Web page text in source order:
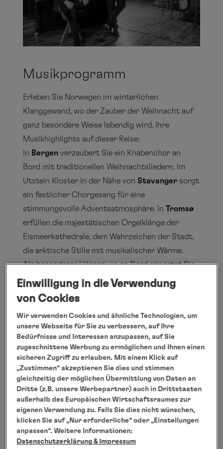
Musikprogramm
Erleben Sie Norwegen im winterlichen
Klanggewand, wo der Zauber der Weihnacht auf
ganz besondere Weise lebendig wird. Ihre
Musikhighlights auf dieser Reise:
In Bergenverzaubert Sie ein Knabenchor an
Bord mit traditionellen Weihnachtsliedern. Im
Utstein Kloster in der Nähe vonStavanger sorgt
ein festlicher Chorgesang für eine
stimmungsvolle Adventsatmosphäre. InTromsø
erfüllen die majestätischen Orgelklänge der
Eismeerkathedrale, dem Wahrzeichen der Stadt,
die arktische Stille mit musikalischer Wärme.
Als besonderer Hörgenuss an Bord erwartet Sie
zudem ein Duo der Extraklasse:
Gerrit Schwan
(Gesang) und
zeitlos arrangiert, stilvoll präsentiert. Ihr
berührender Sound schafft den perfekten
Rahmen für besondere Momente. An drei
Abenden an Bord erleben Sie das Duo live mit
festlich-jazzigen Weihnachtsklängen.
Winter in Skandinavien
An dieser Stelle finden Sie ein Video von
Einwilligung in die Verwendung
von Cookies
Wir verwenden Cookies und ähnliche Technologien, um
unsere Webseite für Sie zu verbessern, auf Ihre
Bedürfnisse und Interessen anzupassen, auf Sie
zugeschnittene Werbung zu ermöglichen und Ihnen einen
sicheren Zugriff zu erlauben. Mit einem Klick auf
„Zustimmen“ akzeptieren Sie dies und stimmen
gleichzeitig der möglichen Übermittlung von Daten an
Dritte (z.B. unsere Werbepartner) auch in Drittstaaten
außerhalb des Europäischen Wirtschaftsraumes zur
eigenen Verwendung zu. Falls Sie dies nicht wünschen,
klicken Sie auf „Nur erforderliche“ oder „Einstellungen
anpassen“. Weitere Informationen:
Datenschutzerklärung & Impressum